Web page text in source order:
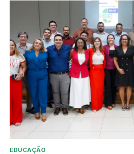
EDUCAÇÃO